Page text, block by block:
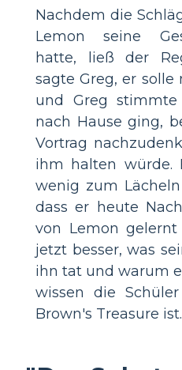
Nachdem die
Lemon seine
hatte, ließ der
sagte Greg, er solle
und Greg
nach Hause ging,
Vortrag
ihm halten würde.
wenig zum
dass er heute
von Lemon
jetzt besser, was
ihn tat und warum
wissen die
Brown's Treasure ist.